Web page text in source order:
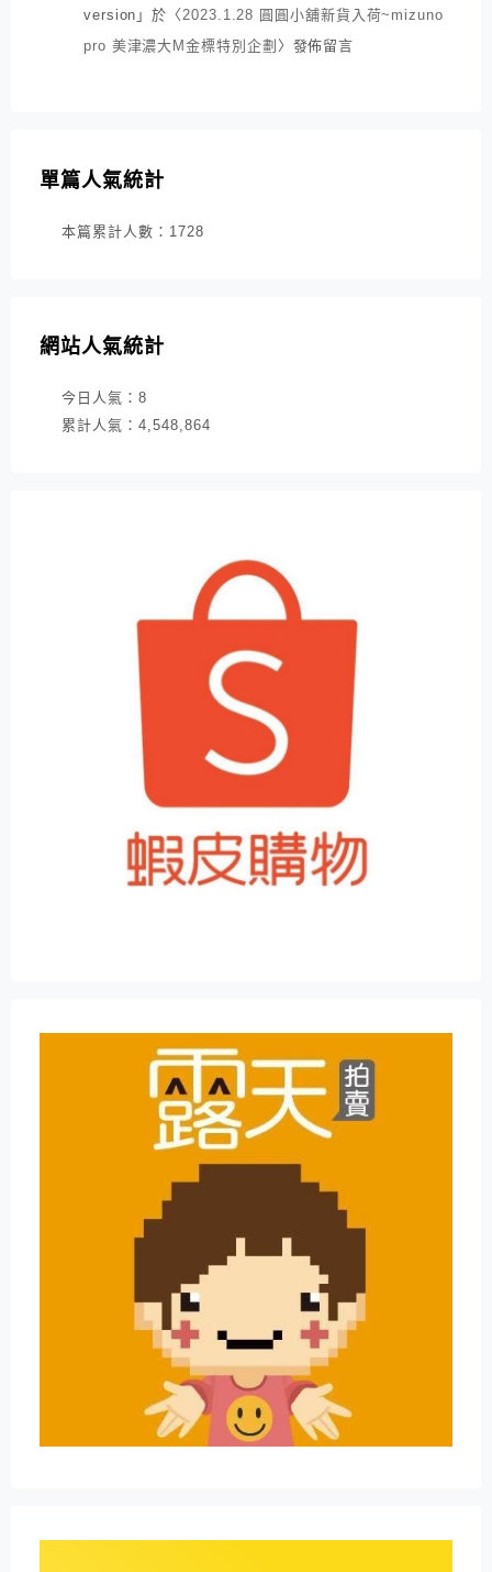
version 」於〈2023.1.28 圓圓小舖新貨入荷~mizuno
pro 美津濃大M金標特別企劃 〉發佈留言
單篇人氣統計
本篇累計人數： 1728
網站人氣統計
今日人氣： 8
累計人氣： 4,548,864